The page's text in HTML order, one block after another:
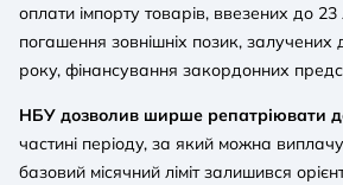
оплати імпорту товарів, ввезених до
погашення зовнішніх позик,
року, фінансування закордонних
НБУ дозволив ширше репатріювати
частині періоду, за який можна
базовий місячний ліміт залишився